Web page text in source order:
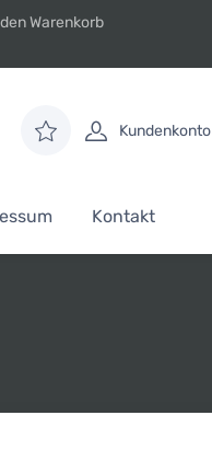
Warenkorb
Kundenkonto
Kontakt